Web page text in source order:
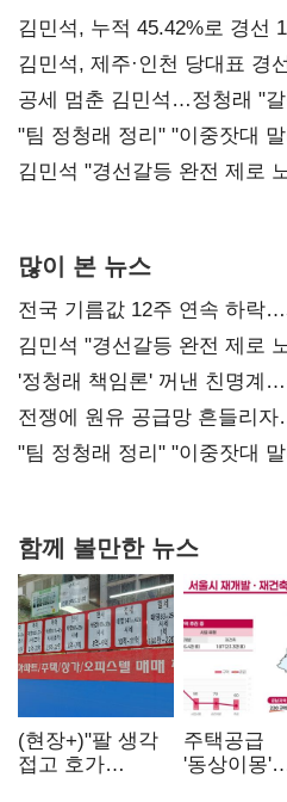
김민석, 누적 45.42%로 경선
0.86%p(2보)
김민석, 제주·인천 당대표 경
공세 멈춘 김민석…정청래 "
"팀 정청래 정리" "이중잣대
다툼 격화
김민석 "경선갈등 완전 제로
많이 본 뉴스
전국 기름값 12주 연속 하락
김민석 "경선갈등 완전 제로
사과부터"
'정청래 책임론' 꺼낸 친명계
때리기
전쟁에 원유 공급망 흔들리
핵심으로 재부상
"팀 정청래 정리" "이중잣대
함께 볼만한 뉴스
(현장+)"팔 생각
접고 호가
주택공급
'동상이몽